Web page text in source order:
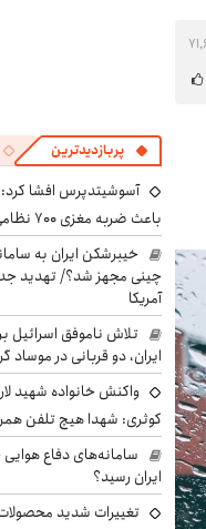
پربازدیدترین
آسوشیتدپرس افشا
باعث ضربه مغزی ۷۰۰ نظامی آمریکایی شد
خیبرشکن ایران به
چینی مجهز شد؟/ تهدید
آمریکا
تلاش ناموفق اسرائیل
ایران، دو قربانی در موساد
واکنش خانواده شهید
کوثری: شهدا هیچ تلفن
سامانه‌های دفاع
ایران رسید؟
تغییرات شدید